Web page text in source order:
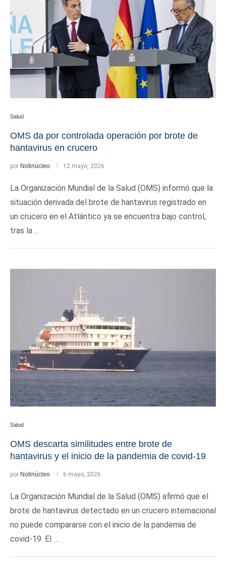
Salud
OMS da por controlada operación por brote de
hantavirus en crucero
por Notinúcleo 12 mayo, 2026
La Organización Mundial de la Salud (OMS) informó que la
situación derivada del brote de hantavirus registrado en
un crucero en el Atlántico ya se encuentra bajo control,
tras la …
Salud
OMS descarta similitudes entre brote de
hantavirus y el inicio de la pandemia de covid-19
por Notinúcleo 6 mayo, 2026
La Organización Mundial de la Salud (OMS) afirmó que el
brote de hantavirus detectado en un crucero internacional
no puede compararse con el inicio de la pandemia de
covid-19. El …